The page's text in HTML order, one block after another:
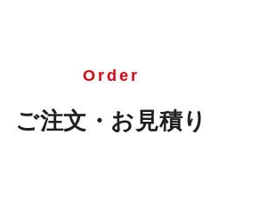
Order
ご注文・お見積り